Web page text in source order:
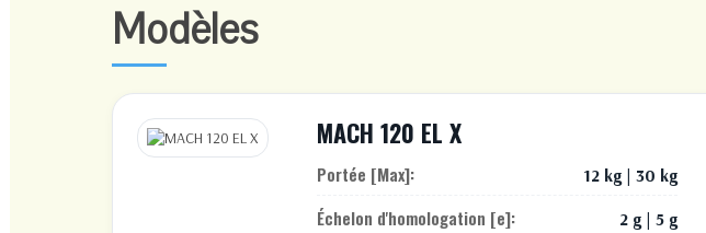
Modèles
MACH 120 EL X
Portée [Max]: 12 kg | 30 kg
Échelon d'homologation [e]: 2 g | 5 g